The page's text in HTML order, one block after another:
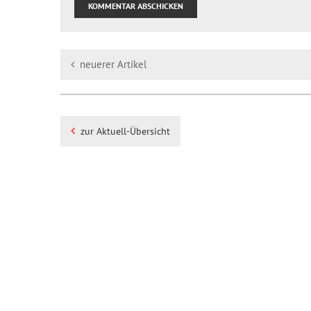
neuerer Artikel
zur Aktuell-Übersicht